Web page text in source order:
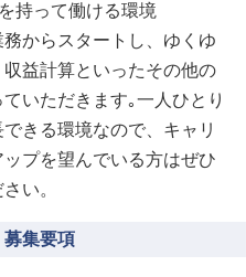
持って働ける環境
からスタートし、ゆくゆ
益計算といったその他の
いただきます｡一人ひとり
きる環境なので、キャリ
プを望んでいる方はぜひ
い。
募集要項